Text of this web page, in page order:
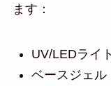
ます：
UV/LEDライト
ベースジェル